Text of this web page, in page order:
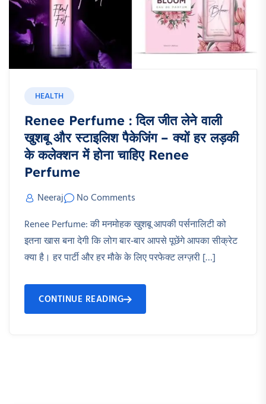
HEALTH
Renee Perfume : दिल जीत लेने वाली
खुशबू और स्टाइलिश पैकेजिंग – क्यों हर लड़की
के कलेक्शन में होना चाहिए Renee
Perfume
Neeraj
No Comments
Renee Perfume: की मनमोहक खुशबू आपकी पर्सनालिटी को
इतना खास बना देगी कि लोग बार‑बार आपसे पूछेंगे आपका सीक्रेट
क्या है। हर पार्टी और हर मौके के लिए परफेक्ट लग्ज़री […]
CONTINUE READING